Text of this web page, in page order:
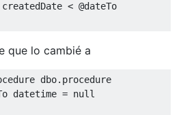
createdDate < @
que lo cambié a
dbo. procedure
datetime = null